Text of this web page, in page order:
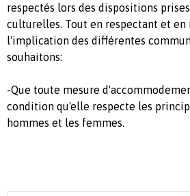
respectés lors des dispositions
culturelles. Tout en respectant et
l'implication des différentes
souhaitons:
-Que toute mesure
condition qu'elle respecte les
hommes et les femmes.